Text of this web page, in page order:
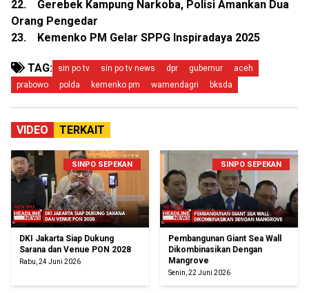
22. Gerebek Kampung Narkoba, Polisi Amankan Dua
Orang Pengedar
23. Kemenko PM Gelar SPPG Inspiradaya 2025
TAG: sin po tv sin po tv news dpr gubernur
aceh
prabowo
polda kemenko pm wamendagri bksda
VIDEO TERKAIT
SINPO SEPEKAN
DKI Jakarta Siap Dukung
Sarana dan Venue PON 2028
Rabu, 24 Juni 2026
SINPO SEPEKAN
Pembangunan Giant Sea Wall
Dikombinasikan Dengan
Mangrove
Senin, 22 Juni 2026